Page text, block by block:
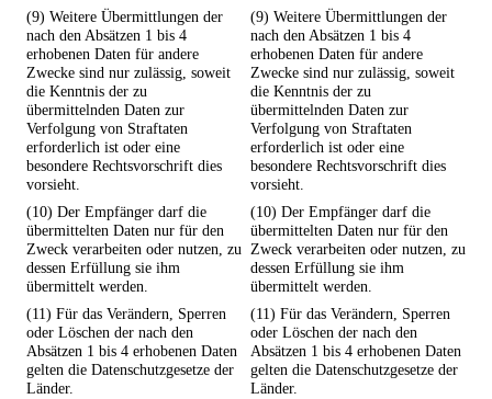
(9) Weitere Übermittlungen der
nach den Absätzen 1 bis 4
erhobenen Daten für andere
Zwecke sind nur zulässig, soweit
die Kenntnis der zu
übermittelnden Daten zur
Verfolgung von Straftaten
erforderlich ist oder eine
besondere Rechtsvorschrift dies
vorsieht.
(9) Weitere Übermittlungen der
nach den Absätzen 1 bis 4
erhobenen Daten für andere
Zwecke sind nur zulässig, soweit
die Kenntnis der zu
übermittelnden Daten zur
Verfolgung von Straftaten
erforderlich ist oder eine
besondere Rechtsvorschrift dies
vorsieht.
(10) Der Empfänger darf die
übermittelten Daten nur für den
Zweck verarbeiten oder nutzen, zu
dessen Erfüllung sie ihm
übermittelt werden.
(10) Der Empfänger darf die
übermittelten Daten nur für den
Zweck verarbeiten oder nutzen, zu
dessen Erfüllung sie ihm
übermittelt werden.
(11) Für das Verändern, Sperren
oder Löschen der nach den
Absätzen 1 bis 4 erhobenen Daten
gelten die Datenschutzgesetze der
Länder.
(11) Für das Verändern, Sperren
oder Löschen der nach den
Absätzen 1 bis 4 erhobenen Daten
gelten die Datenschutzgesetze der
Länder.